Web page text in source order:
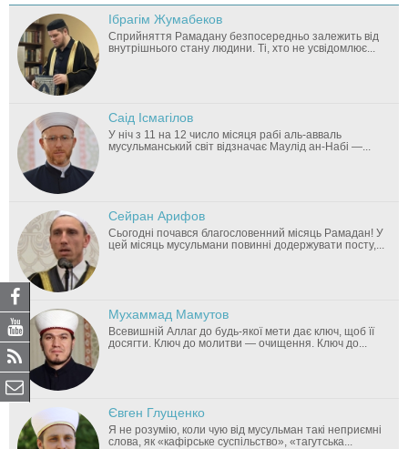
т
Ібрагім Жумабеков
Cприйняття Рамадану безпосередньо залежить від
внутрішнього стану людини. Ті, хто не усвідомлює...
Саід Ісмагілов
У ніч з 11 на 12 число місяця рабі аль-авваль
мусульманський світ відзначає Маулід ан-Набі —...
Сейран Арифов
Сьогодні почався благословенний місяць Рамадан! У
цей місяць мусульмани повинні додержувати посту,...
Мухаммад Мамутов
Всевишній Аллаг до будь-якої мети дає ключ, щоб її
досягти. Ключ до молитви — очищення. Ключ до...
Євген Глущенко
Я не розумію, коли чую від мусульман такі неприємні
слова, як «кафірське суспільство», «тагутська...